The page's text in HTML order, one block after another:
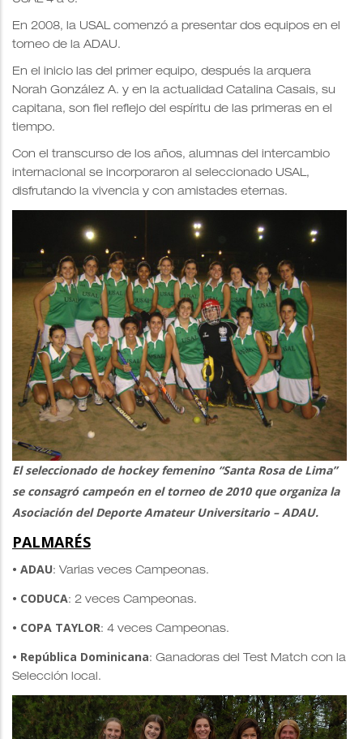
En 2008, la USAL comenzó a presentar dos equipos en el
torneo de la ADAU.
En el inicio las del primer equipo, después la arquera
Norah González A. y en la actualidad Catalina Casais, su
capitana, son fiel reflejo del espíritu de las primeras en el
tiempo.
Con el transcurso de los años, alumnas del intercambio
internacional se incorporaron al seleccionado USAL,
disfrutando la vivencia y con amistades eternas.
El seleccionado de hockey femenino “Santa Rosa de Lima”
se consagró campeón en el torneo de 2010 que organiza la
Asociación del Deporte Amateur Universitario – ADAU.
PALMARÉS
• ADAU: Varias veces Campeonas.
• CODUCA: 2 veces Campeonas.
• COPA TAYLOR: 4 veces Campeonas.
• República Dominicana: Ganadoras del Test Match con la
Selección local.